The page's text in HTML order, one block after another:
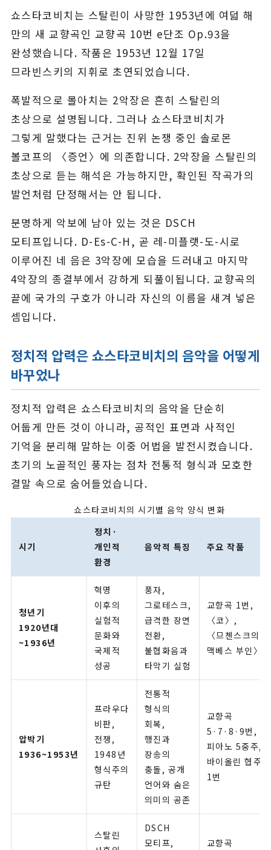
쇼스타코비치는 스탈린이 사망한 1953년에 여덟 해
만의 새 교향곡인 교향곡 10번 e단조 Op.93을
완성했습니다. 작품은 1953년 12월 17일
므라빈스키의 지휘로 초연되었습니다.
폭발적으로 몰아치는 2악장은 흔히 스탈린의
초상으로 설명됩니다. 그러나 쇼스타코비치가
그렇게 말했다는 근거는 진위 논쟁 중인 솔로몬
볼코프의 〈증언〉에 의존합니다. 2악장을 스탈린의
초상으로 듣는 해석은 가능하지만, 확인된 작곡가의
발언처럼 단정해서는 안 됩니다.
분명하게 악보에 남아 있는 것은 DSCH
모티프입니다. D-Es-C-H, 곧 레-미플랫-도-시로
이루어진 네 음은 3악장에 모습을 드러내고 마지막
4악장의 종결부에서 강하게 되풀이됩니다. 교향곡의
끝에 국가의 구호가 아니라 자신의 이름을 새겨 넣은
셈입니다.
정치적 압력은 쇼스타코비치의 음악을 어떻게
바꾸었나
정치적 압력은 쇼스타코비치의 음악을 단순히
어둡게 만든 것이 아니라, 공적인 표면과 사적인
기억을 분리해 말하는 이중 어법을 발전시켰습니다.
초기의 노골적인 풍자는 점차 전통적 형식과 모호한
결말 속으로 숨어들었습니다.
쇼스타코비치의 시기별 음악 양식 변화
시기
정치·
개인적
환경
음악적 특징 주요 작품
청년기
1920년대
~1936년
혁명
이후의
실험적
문화와
국제적
성공
풍자,
그로테스크,
급격한 장면
전환,
불협화음과
타악기 실험
교향곡 1번,
〈코〉,
〈므첸스크의
맥베스 부인〉
압박기
1936~1953년
프라우다
비판,
전쟁,
1948년
형식주의
규탄
전통적
형식의
회복,
행진과
장송의
충돌, 공개
언어와 숨은
의미의 공존
교향곡
5·7·8·9번,
피아노 5중주,
바이올린 협주곡
1번
스탈린
DSCH
모티프,
교향곡